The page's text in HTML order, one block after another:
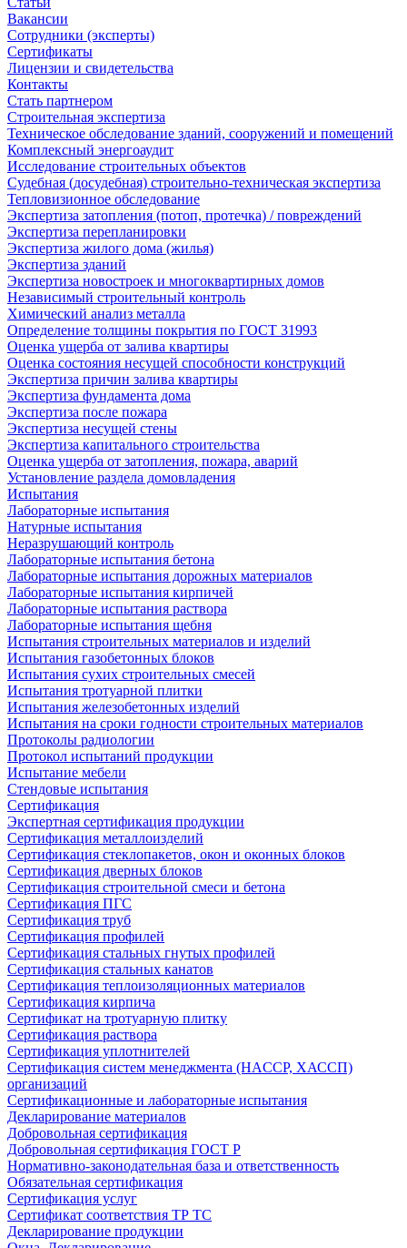
Вакансии
Сотрудники (эксперты)
Сертификаты
Лицензии и свидетельства
Контакты
Стать партнером
Строительная экспертиза
Техническое обследование зданий, сооружений и помещений
Комплексный энергоаудит
Исследование строительных объектов
Судебная (досудебная) строительно-техническая экспертиза
Тепловизионное обследование
Экспертиза затопления (потоп, протечка) / повреждений
Экспертиза перепланировки
Экспертиза жилого дома (жилья)
Экспертиза зданий
Экспертиза новостроек и многоквартирных домов
Независимый строительный контроль
Химический анализ металла
Определение толщины покрытия по ГОСТ 31993
Оценка ущерба от залива квартиры
Оценка состояния несущей способности конструкций
Экспертиза причин залива квартиры
Экспертиза фундамента дома
Экспертиза после пожара
Экспертиза несущей стены
Экспертиза капитального строительства
Оценка ущерба от затопления, пожара, аварий
Установление раздела домовладения
Испытания
Лабораторные испытания
Натурные испытания
Неразрушающий контроль
Лабораторные испытания бетона
Лабораторные испытания дорожных материалов
Лабораторные испытания кирпичей
Лабораторные испытания раствора
Лабораторные испытания щебня
Испытания строительных материалов и изделий
Испытания газобетонных блоков
Испытания сухих строительных смесей
Испытания тротуарной плитки
Испытания железобетонных изделий
Испытания на сроки годности строительных материалов
Протоколы радиологии
Протокол испытаний продукции
Испытание мебели
Стендовые испытания
Сертификация
Экспертная сертификация продукции
Сертификация металлоизделий
Сертификация стеклопакетов, окон и оконных блоков
Сертификация дверных блоков
Сертификация строительной смеси и бетона
Сертификация ПГС
Сертификация труб
Сертификация профилей
Сертификация стальных гнутых профилей
Сертификация стальных канатов
Сертификация теплоизоляционных материалов
Сертификация кирпича
Сертификат на тротуарную плитку
Сертификация раствора
Сертификация уплотнителей
Сертификация систем менеджмента (HACCP, ХАССП)
организаций
Сертификационные и лабораторные испытания
Декларирование материалов
Добровольная сертификация
Добровольная сертификация ГОСТ Р
Нормативно-законодательная база и ответственность
Обязательная сертификация
Сертификация услуг
Сертификат соответствия ТР ТС
Декларирование продукции